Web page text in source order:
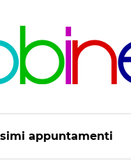
appuntamenti